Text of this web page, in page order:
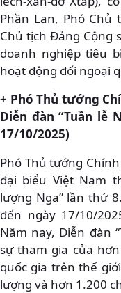
Phần Lan, Phó Chủ
Chủ tịch Đảng Cộng
doanh nghiệp tiêu
hoạt động đối ngoại
+ Phó Thủ tướng
Diễn đàn “Tuần lễ
17/10/2025)
Phó Thủ tướng
đại biểu Việt Nam
lượng Nga” lần thứ
đến ngày 17/10/
Năm nay, Diễn đàn
sự tham gia của
quốc gia trên thế
lượng và hơn 1.200